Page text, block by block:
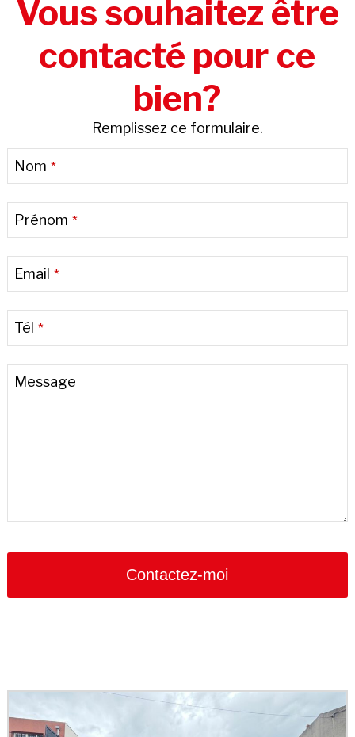
Vous souhaitez être
contacté pour ce
bien?
Remplissez ce formulaire.
Nom *
Prénom *
Email *
Tél *
Email
Message
Contactez-moi